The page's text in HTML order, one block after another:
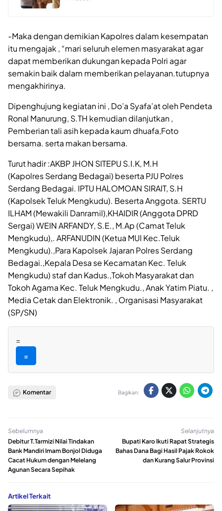
-Maka dengan demikian Kapolres dalam kesempatan
itu mengajak , “mari seluruh elemen masyarakat agar
dapat memberikan dukungan kepada Polri agar
semakin baik dalam memberikan pelayanan.tutupnya
mengakhirinya.
Dipenghujung kegiatan ini , Do’a Syafa’at oleh Pendeta
Ronal Manurung, S.TH kemudian dilanjutkan ,
Pemberian tali asih kepada kaum dhuafa,Foto
bersama. serta makan bersama.
Turut hadir :AKBP JHON SITEPU S.I.K, M.H
(Kapolres Serdang Bedagai) beserta PJU Polres
Serdang Bedagai. IPTU HALOMOAN SIRAIT, S.H
(Kapolsek Teluk Mengkudu). Beserta Anggota. SERTU
ILHAM (Mewakili Danramil),KHAIDIR (Anggota DPRD
Sergai) WEIN ARFANDY, S.E., M.Ap (Camat Teluk
Mengkudu),. ARFANUDIN (Ketua MUI Kec.Teluk
Mengkudu).,Para Kapolsek Jajaran Polres Serdang
Bedagai.,Kepala Desa se Kecamatan Kec. Teluk
Mengkudu) staf dan Kadus.,Tokoh Masyarakat dan
Tokoh Agama Kec. Teluk Mengkudu., Anak Yatim Piatu. ,
Media Cetak dan Elektronik. , Organisasi Masyarakat
(SP/SN)
=
=
Komentar Bagikan:
Sebelumnya
Debitur T.Tarmizi Nilai Tindakan
Bank Mandiri Imam Bonjol Diduga
Cacat Hukum dengan Melelang
Agunan Secara Sepihak
Selanjutnya
Bupati Karo Ikuti Rapat Strategis
Bahas Dana Bagi Hasil Pajak Rokok
dan Kurang Salur Provinsi
Artikel Terkait